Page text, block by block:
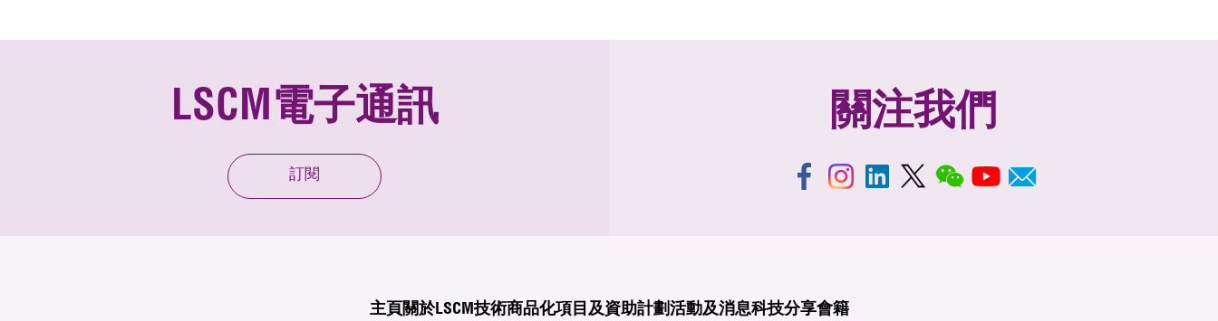
LSCM電子通訊
訂閱
關注我們
主頁關於LSCM技術商品化項目及資助計劃活動及消息科技分享會籍